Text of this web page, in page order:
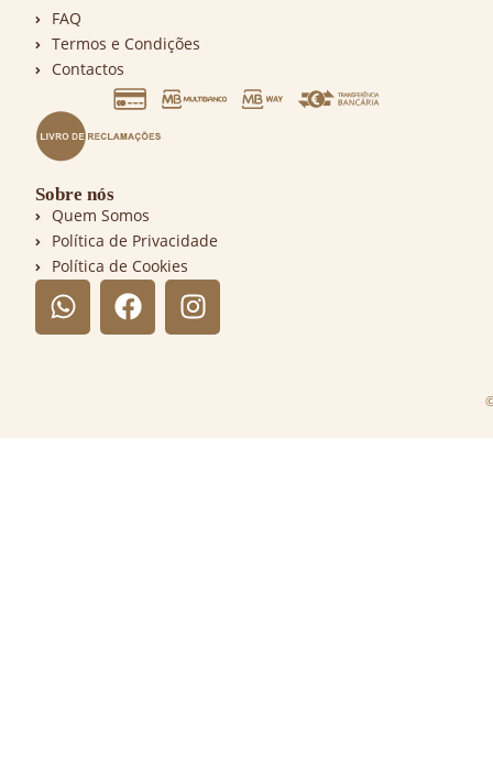
FAQ
Termos e Condições
Contactos
Sobre nós
Quem Somos
Política de Privacidade
Política de Cookies